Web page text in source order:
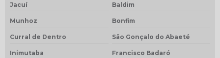
Jacuí Baldim
Munhoz Bonfim
Curral de Dentro São Gonçalo do Abaeté
Inimutaba Francisco Badaró